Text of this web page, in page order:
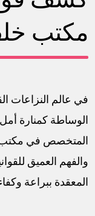
مكتب
في عالم النزاعات
الوساطة كمنارة
المتخصص في مكتب
والفهم العميق
المعقدة ببراعة